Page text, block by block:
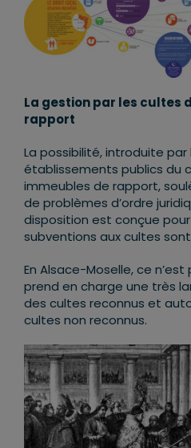
La gestion par les cultes
rapport
La possibilité, introduite
établissements publics du
immeubles de rapport,
de problèmes d’ordre
disposition est conçue
subventions aux cultes
En Alsace-Moselle, ce
prend en charge une très
des cultes reconnus et
cultes non reconnus.